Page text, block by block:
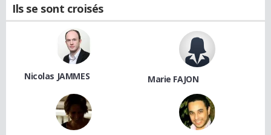
Ils se sont croisés
Nicolas JAMMES Marie FAJON